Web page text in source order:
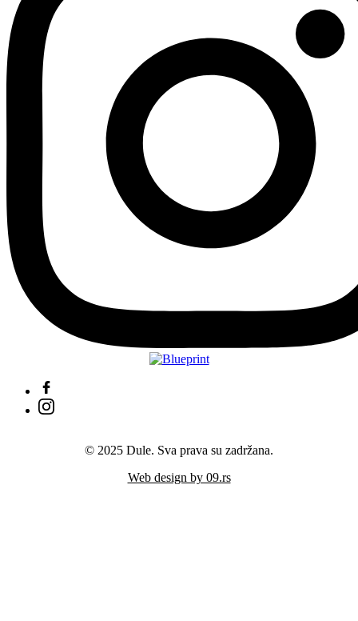
© 2025 Dule. Sva prava su zadržana.
Web design by 09.rs